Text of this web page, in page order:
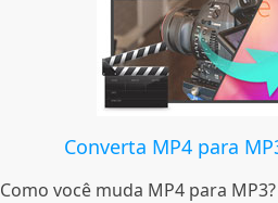
Converta MP4 para
Como você muda MP4 para